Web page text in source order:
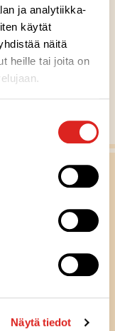
ja analytiikka-
käytät
näitä
heille tai joita on
Näytä tiedot